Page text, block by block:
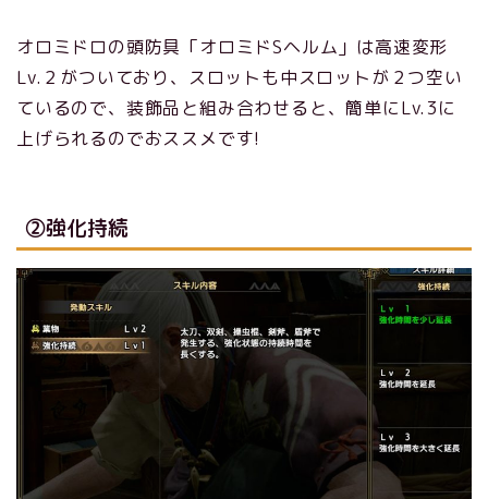
オロミドロの頭防具「オロミドSヘルム」は高速変形
Lv.２がついており、スロットも中スロットが２つ空い
ているので、装飾品と組み合わせると、簡単にLv.3に
上げられるのでおススメです!
②強化持続